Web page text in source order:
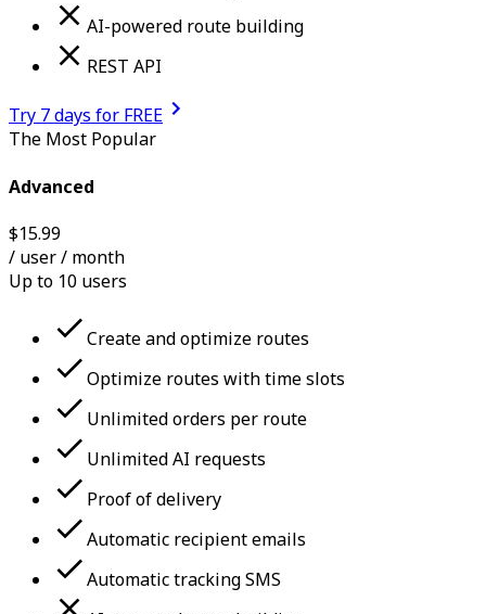
AI-powered route building
REST API
Try 7 days for FREE
The Most Popular
Advanced
$15.99
/ user/ month
Up to 10 users
Create and optimize routes
Optimize routes with time slots
Unlimited orders per route
Unlimited AI requests
Proof of delivery
Automatic recipient emails
Automatic tracking SMS